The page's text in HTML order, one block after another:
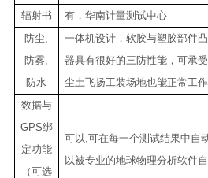
辐射书
有，华南计量测试中心
防尘
防雾
防水
一体机设计，软胶与塑胶部件
器具有很好的三防性能，可承
尘土飞扬工装场地也能正常工作
数据与
GPS绑
定功能
（可选
可以 可在每一个测试结果中自
以被专业的地球物理分析软件